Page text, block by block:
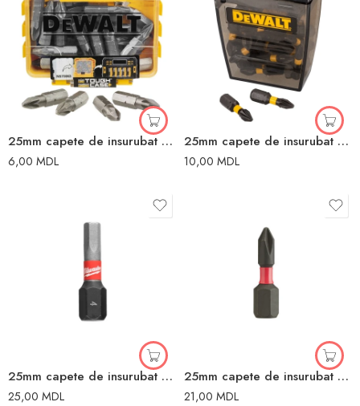
25mm capete de insurubat Dewalt
6,00 MDL
25mm capete de insurubat Dewalt
10,00 MDL
25mm capete de insurubat MILWAUKEE
25,00 MDL
25mm capete de insurubat MILWAUKEE
21,00 MDL